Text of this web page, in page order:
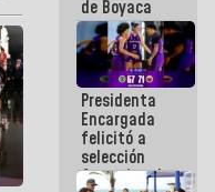
de Boyaca
representa
un capítulo
decisivo en
la gesta
emancipadora
de nuestra
América
Presidenta
Encargada
felicitó a
selección
femenina de